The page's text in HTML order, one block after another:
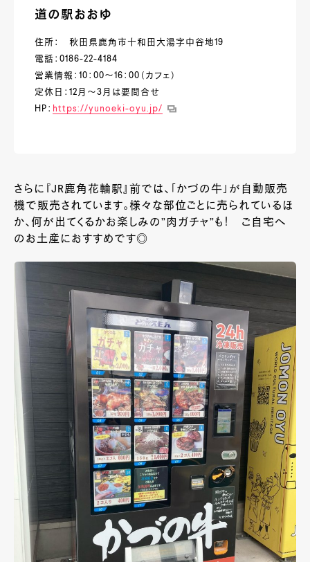
道の駅おおゆ
住所： 秋田県鹿角市十和田大湯字中谷地19
電話：0186-22-4184
営業情報：10：00～16：00（カフェ）
定休日：12月～3月は要問合せ
HP： https://yunoeki-oyu.jp/
さらに『JR鹿角花輪駅』前では、「かづの牛」が自動販売
機で販売されています。様々な部位ごとに売られているほ
か、何が出てくるかお楽しみの”肉ガチャ”も！ ご自宅へ
のお土産におすすめです◎